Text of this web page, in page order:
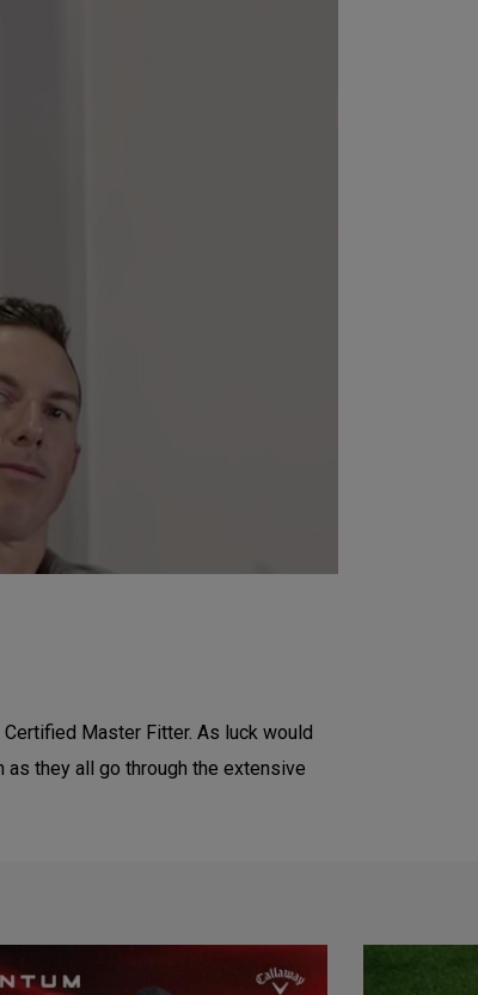
Master Fitter. As luck would
as they all go through the extensive